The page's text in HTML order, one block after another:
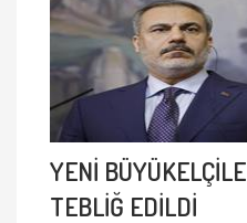
YENİ
TEBLİĞ EDİLDİ